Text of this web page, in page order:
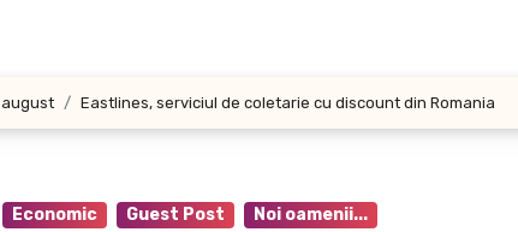
august Eastlines, serviciul de coletarie cu discount din Romania
Economic Guest Post Noi oamenii...